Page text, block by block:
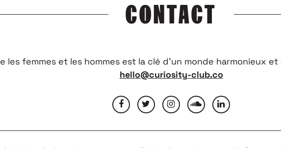
CONTACT
les femmes et les hommes est la clé d’un monde harmonieux
hello@curiosity-club.co